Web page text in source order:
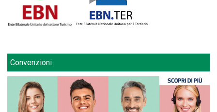
Convenzioni